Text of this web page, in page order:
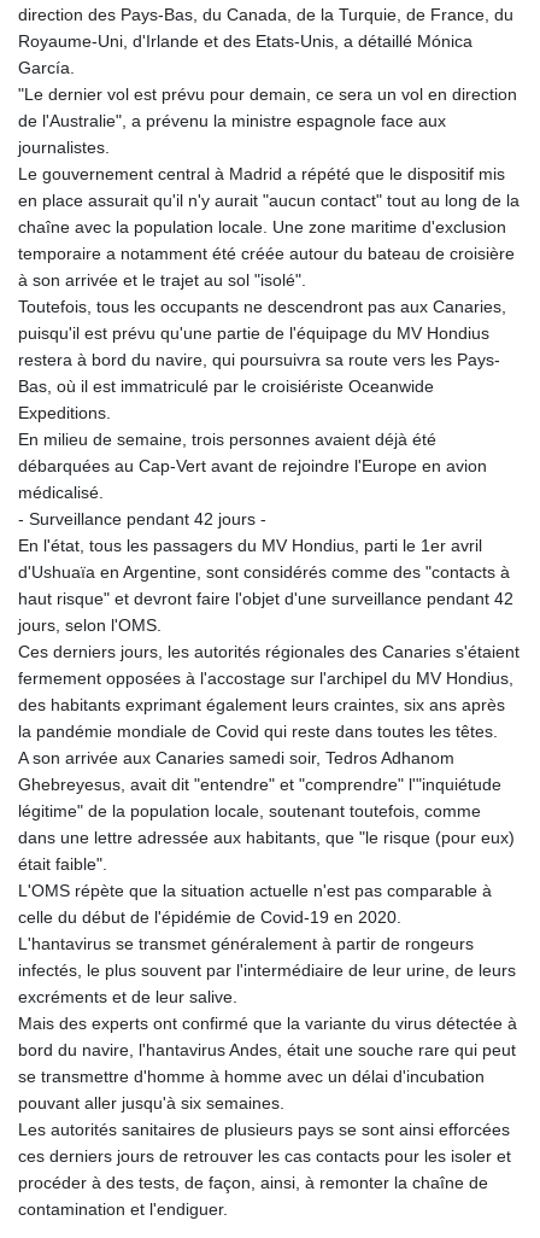
direction des Pays-Bas, du Canada, de la Turquie, de France, du
Royaume-Uni, d'Irlande et des Etats-Unis, a détaillé Mónica
García.
"Le dernier vol est prévu pour demain, ce sera un vol en direction
de l'Australie", a prévenu la ministre espagnole face aux
journalistes.
Le gouvernement central à Madrid a répété que le dispositif mis
en place assurait qu'il n'y aurait "aucun contact" tout au long de la
chaîne avec la population locale. Une zone maritime d'exclusion
temporaire a notamment été créée autour du bateau de croisière
à son arrivée et le trajet au sol "isolé".
Toutefois, tous les occupants ne descendront pas aux Canaries,
puisqu'il est prévu qu'une partie de l'équipage du MV Hondius
restera à bord du navire, qui poursuivra sa route vers les Pays-
Bas, où il est immatriculé par le croisiériste Oceanwide
Expeditions.
En milieu de semaine, trois personnes avaient déjà été
débarquées au Cap-Vert avant de rejoindre l'Europe en avion
médicalisé.
- Surveillance pendant 42 jours -
En l'état, tous les passagers du MV Hondius, parti le 1er avril
d'Ushuaïa en Argentine, sont considérés comme des "contacts à
haut risque" et devront faire l'objet d'une surveillance pendant 42
jours, selon l'OMS.
Ces derniers jours, les autorités régionales des Canaries s'étaient
fermement opposées à l'accostage sur l'archipel du MV Hondius,
des habitants exprimant également leurs craintes, six ans après
la pandémie mondiale de Covid qui reste dans toutes les têtes.
A son arrivée aux Canaries samedi soir, Tedros Adhanom
Ghebreyesus, avait dit "entendre" et "comprendre" l'"inquiétude
légitime" de la population locale, soutenant toutefois, comme
dans une lettre adressée aux habitants, que "le risque (pour eux)
était faible".
L'OMS répète que la situation actuelle n'est pas comparable à
celle du début de l'épidémie de Covid-19 en 2020.
L'hantavirus se transmet généralement à partir de rongeurs
infectés, le plus souvent par l'intermédiaire de leur urine, de leurs
excréments et de leur salive.
Mais des experts ont confirmé que la variante du virus détectée à
bord du navire, l'hantavirus Andes, était une souche rare qui peut
se transmettre d'homme à homme avec un délai d'incubation
pouvant aller jusqu'à six semaines.
Les autorités sanitaires de plusieurs pays se sont ainsi efforcées
ces derniers jours de retrouver les cas contacts pour les isoler et
procéder à des tests, de façon, ainsi, à remonter la chaîne de
contamination et l'endiguer.